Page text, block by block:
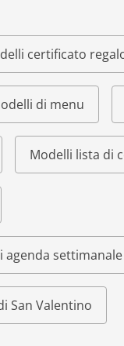
certificato
di menu
Modelli lista di
agenda settimanale
San Valentino